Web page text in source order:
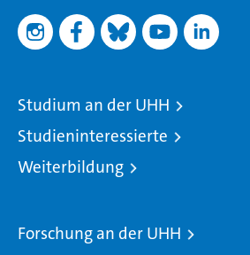
Studium an der UHH
Studieninteressierte
Weiterbildung
Forschung an der UHH